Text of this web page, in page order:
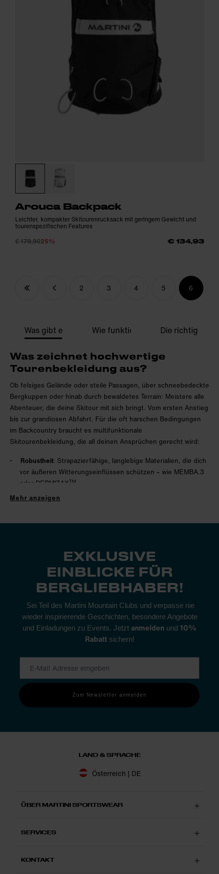
Arouca Backpack
Leichter, kompakter Skitourenrucksack mit geringem Gewicht und
tourenspezifischen Features
€ 179,9025% € 134,93
2 3 4 5 6
Was gibt es zu beachten?Wie funktioniert Layering?
Die richtigen
Was zeichnet hochwertige
Tourenbekleidung aus?
Ob felsiges Gelände oder steile Passagen, über schneebedeckte
Bergkuppen oder hinab durch bewaldetes Terrain: Meistere alle
Abenteuer, die deine Skitour mit sich bringt. Vom ersten Anstieg
bis zur grandiosen Abfahrt. Für die oft harschen Bedingungen
im Backcountry braucht es multifunktionale
Skitourenbekleidung, die all deinen Ansprüchen gerecht wird:
Robustheit: Strapazierfähige, langlebige Materialien, die dich
vor äußeren Witterungseinflüssen schützen – wie MEMBA.3
oder DERMIZAXTM
Elastizität: Absolute Flexibilität bei jeder Bewegung – durch
: Warm gefüttert und trotzdem ultraleicht und
platzsparend – das ermöglichenG-LOFT ®,PRIMALOFT
Spielraum im Schulter- und Brustbereich: Skitourenbekleidung
für Herren von Martini Sportswear sitztfastwie eine zweite Haut
Nichts flattert oder stört dich. Flexible Abschlüsse halten alles
an seinem Platz. Und die Belüftung regulierst du mit dem
Mehrwege-Zip ganz wie du sie brauchst. So bleibst du im Fokus
und konzentrierst dich auf das Wichtigste: deine Liebe zum
Sport in der freien Natur.
Mehr anzeigen
EXKLUSIVE
EINBLICKE FÜR
BERGLIEBHABER!
Sei Teil des Martini Mountain Clubs und verpasse nie
wieder inspirierende Geschichten, besondere Angebote
und Einladungen zu Events. Jetzt anmelden und 10%
Rabatt sichern!
Zum Newsletter anmelden
LAND & SPRACHE
Österreich | DE
ÜBER MARTINI SPORTSWEAR
SERVICES
KONTAKT